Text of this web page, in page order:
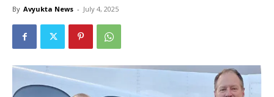
By Avyukta News - July 4, 2025